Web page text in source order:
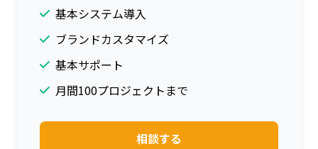
基本システム導入
ブランドカスタマイズ
基本サポート
月間100プロジェクトまで
相談する